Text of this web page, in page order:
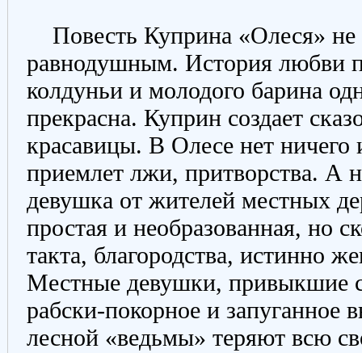
Повесть Куприна «Олеся» не
равнодушным. История любви
колдуньи и молодого барина
прекрасна. Куприн создает
красавицы. В Олесе нет ничего
приемлет лжи, притворства. А
девушка от жителей местных
простая и необразованная, но
такта, благородства, истинно
Местные девушки, привыкшие
рабски-покорное и запуганное
лесной «ведьмы» теряют всю